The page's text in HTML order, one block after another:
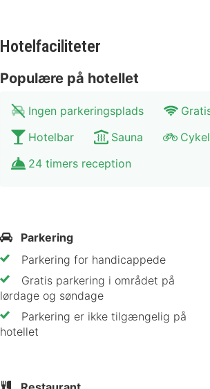
Hotelfaciliteter
Populære på hotellet
Ingen parkeringsplads
Hotelbar
Sauna
24 timers reception
Parkering
Parkering for handicappede
lørdage og søndage
hotellet